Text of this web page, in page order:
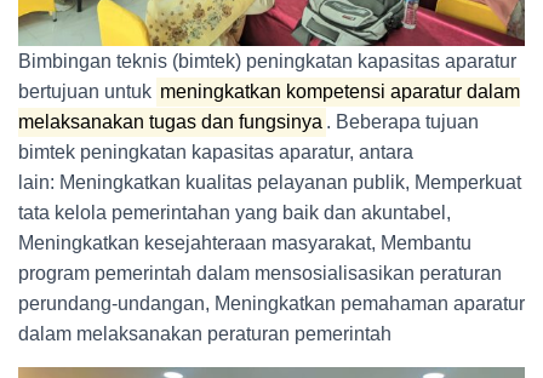
Bimbingan teknis (bimtek) peningkatan kapasitas aparatur
bertujuan untuk meningkatkan kompetensi aparatur dalam
melaksanakan tugas dan fungsinya . Beberapa tujuan
bimtek peningkatan kapasitas aparatur, antara
lain: Meningkatkan kualitas pelayanan publik, Memperkuat
tata kelola pemerintahan yang baik dan akuntabel,
Meningkatkan kesejahteraan masyarakat, Membantu
program pemerintah dalam mensosialisasikan peraturan
perundang-undangan, Meningkatkan pemahaman aparatur
dalam melaksanakan peraturan pemerintah